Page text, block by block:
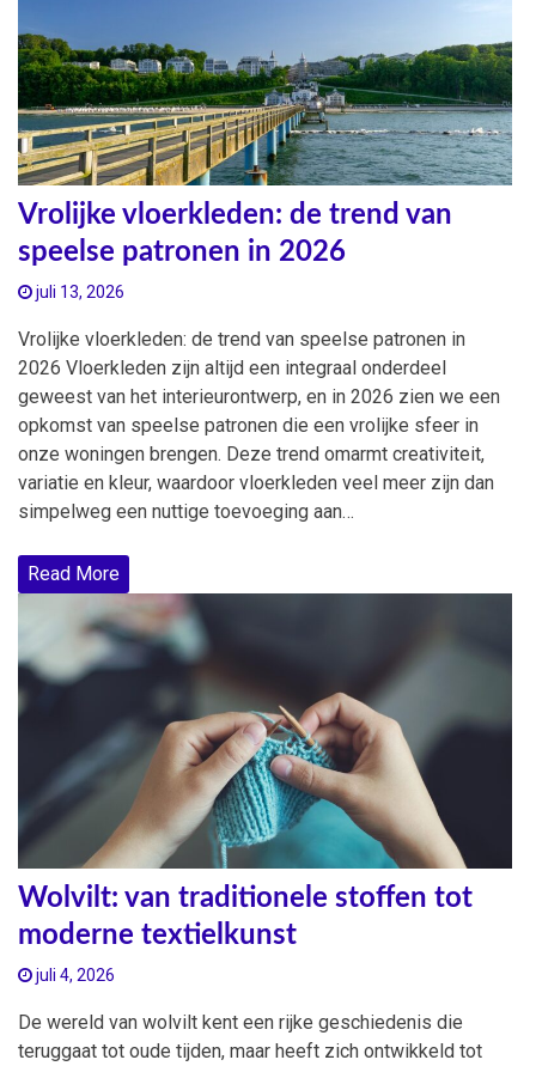
Vrolijke vloerkleden: de trend van
speelse patronen in 2026
juli 13, 2026
Vrolijke vloerkleden: de trend van speelse patronen in
2026 Vloerkleden zijn altijd een integraal onderdeel
geweest van het interieurontwerp, en in 2026 zien we een
opkomst van speelse patronen die een vrolijke sfeer in
onze woningen brengen. Deze trend omarmt creativiteit,
variatie en kleur, waardoor vloerkleden veel meer zijn dan
simpelweg een nuttige toevoeging aan…
Read More
Wolvilt: van traditionele stoffen tot
moderne textielkunst
juli 4, 2026
De wereld van wolvilt kent een rijke geschiedenis die
teruggaat tot oude tijden, maar heeft zich ontwikkeld tot